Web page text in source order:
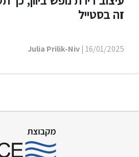
זה בסטייל
Julia Prilik-Niv | 16/01/2025